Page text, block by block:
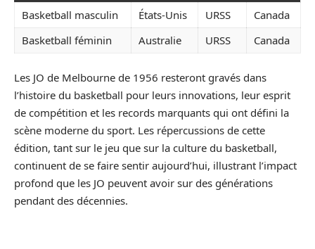
Basketball masculin États-Unis URSS
Canada
Basketball féminin
Australie URSS Canada
Les JO de Melbourne de 1956 resteront gravés dans
l’histoire du basketball pour leurs innovations, leur esprit
de compétition et les records marquants qui ont défini la
scène moderne du sport. Les répercussions de cette
édition, tant sur le jeu que sur la culture du basketball,
continuent de se faire sentir aujourd’hui, illustrant l’impact
profond que les JO peuvent avoir sur des générations
pendant des décennies.